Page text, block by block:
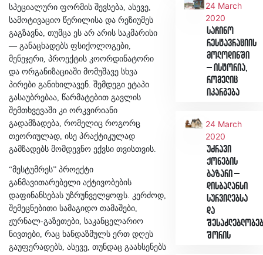
სპეციალური ფორმის შევსება, ასევე,
სამოტივაციო წერილისა და რეზიუმეს
გაგზავნა, თუმცა ეს არ არის საკმარისი
— განაცხადებს ფსიქოლოგები,
მენეჯერი, პროექტის კოორდინატორი
და ორგანიზაციაში მომუშავე სხვა
პირები განიხილავენ. შემდეგი ეტაპი
გასაუბრებაა, წარმატებით გავლის
შემთხვევაში კი ორკვირიანი
გადამზადება, რომელიც როგორც
თეორიულად, ისე პრაქტიკულად
გამზადებს მომდევნო ექვსი თვისთვის.
“მესტუმრეს” პროექტი
განმავითარებელი აქტივობების
დაფინანსებას უზრუნველყოფს. კერძოდ,
შემეცნებითი სამაგიდო თამაშები,
ჟურნალ-გაზეთები, საკანცელარიო
ნივთები, რაც ხანდაზმულს ერთ დღეს
გაუფერადებს, ასევე, თუნდაც გაახსენებს
24 March
2020
საჩინო
რესტავრაციის
მოლოდინში
– ისტორია,
რომელიც
იკარგება
24 March
2020
უძრავი
ქონების
ბაზარი –
დისბალანსი
სურვილებსა
და
შორის